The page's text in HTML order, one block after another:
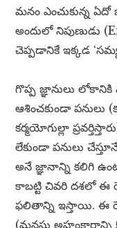
మనం ఎంచుకున్న
అందులో నిపుణుడు
చెప్పడానికే ఇక్కడ
గొప్ప జ్ఞానులు
ఆశించకుండా పనులు
కర్మయోగుల్లా
లేకుండా పనులు
అనే జ్ఞానాన్ని కలిగి
కాబట్టి చివరి దశలో ఈ
ఫలితాన్ని ఇస్తాయి. ఈ
(మనసు అహంకారాన్ని